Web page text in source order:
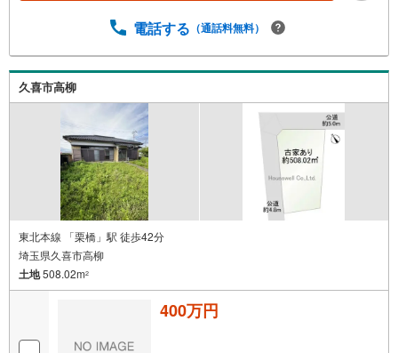
電話する （通話料無料）
久喜市高柳
東北本線 「栗橋」駅 徒歩42分
埼玉県久喜市高柳
土地508.02m2
400万円